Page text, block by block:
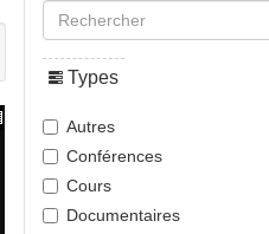
Types
Autres
Conférences
Cours
Documentaires